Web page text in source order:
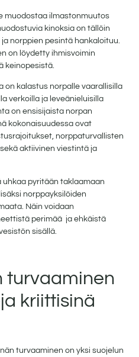
muodostaa ilmastonmuutos
kinoksia on tällöin
norppien pesintä hankaloituu.
on löydetty ihmisvoimin
keinopesistä.
on kalastus norpalle vaarallisilla
verkoilla ja leveänieluisilla
on ensisijaista norpan
kokonaisuudessa ovat
norppaturvallisten
aktiivinen viestintä ja
pyritään taklaamaan
norppayksilöiden
Näin voidaan
perimää ja ehkäistä
sisällä.
turvaaminen
kriittisinä
turvaaminen on yksi suojelun